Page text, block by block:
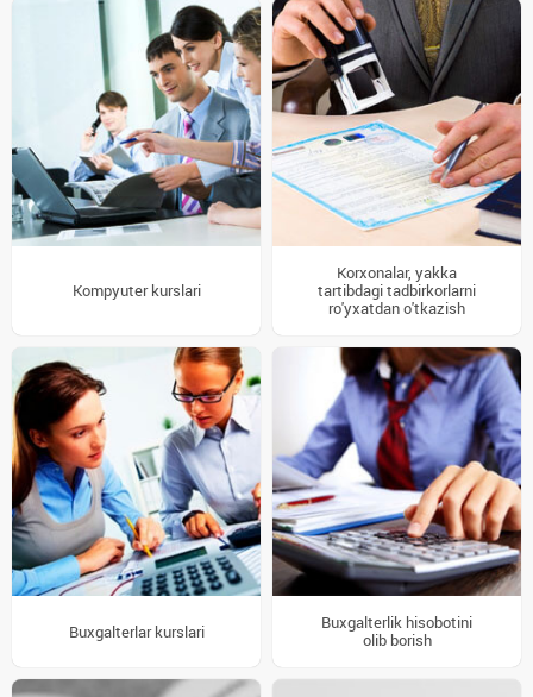
Kompyuter kurslari
Korxonalar, yakka
tartibdagi tadbirkorlarni
ro'yxatdan o'tkazish
Buxgalterlar kurslari
Buxgalterlik hisobotini
olib borish